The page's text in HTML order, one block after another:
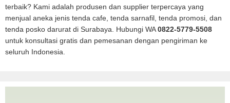
terbaik? Kami adalah produsen dan supplier terpercaya yang
menjual aneka jenis tenda cafe, tenda sarnafil, tenda promosi, dan
tenda posko darurat di Surabaya. Hubungi WA0822-5779-5508
untuk konsultasi gratis dan pemesanan dengan pengiriman ke
seluruh Indonesia.